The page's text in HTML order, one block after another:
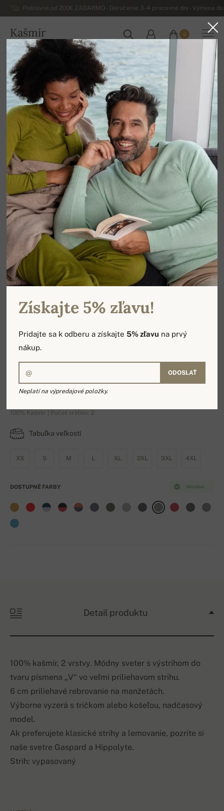
Poštovné od 200€ ZADARMO - Doručenie 3-4 pracovné dni - Výmena
Kašmír
SLOVENSKO
0
Domov Luxusné pánske kašmírové svetre
Maddox
100% Kašmír | Počet vrstiev: 2
Tabuľka veľkostí
XS S M L XL 2XL 3XL 4XL
Skladom
DOSTUPNÉ FARBY
Detail produktu
100% kašmír, 2 vrstvy. Módny sveter s výstrihom do
tvaru písmena „V“ vo veľmi priliehavom strihu.
6 cm priliehavé rebrovanie na manžetách.
Výborne vyzerá s tričkom alebo košeľou, nadčasový
model.
Ak preferujete klasické strihy a lemovanie, pozrite si
naše svetre Gaspard a Hippolyte.
Strih: vypasovaný
Získajte 5% zľavu!
Pridajte sa k odberu a získajte5% zľavu na prvý
nákup.
ODOSLAŤ
Neplatí na výpredajové položky.